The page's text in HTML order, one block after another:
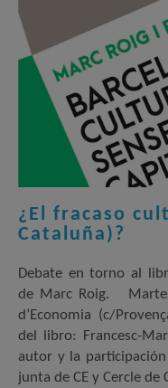
¿El fracaso
Cataluña)?
Debate en torno al
de Marc Roig.
d’Economia (c/
del libro: Francesc-
autor y la
junta de CE y Cercle